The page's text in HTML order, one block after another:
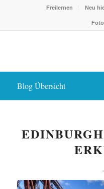
Freilernen Neu
Blog Übersicht